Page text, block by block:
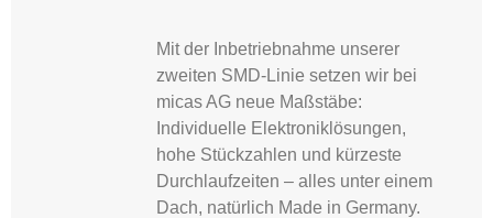
Mit der Inbetriebnahme unserer
zweiten SMD-Linie setzen wir bei
micas AG neue Maßstäbe:
Individuelle Elektroniklösungen,
hohe Stückzahlen und kürzeste
Durchlaufzeiten – alles unter einem
Dach, natürlich Made in Germany.